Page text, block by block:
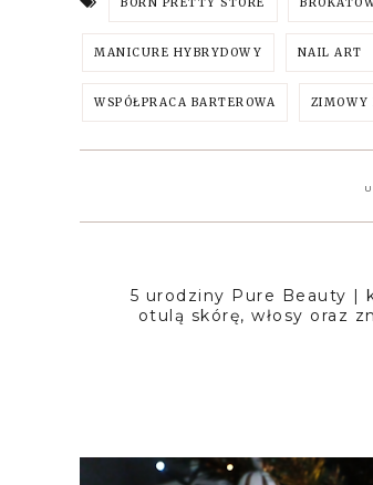
MANICURE HYBRYDOWY NAIL ART
WSPÓŁPRACA BARTEROWA ZIMOWY
5 urodziny Pure Beauty |
otulą skórę, włosy oraz